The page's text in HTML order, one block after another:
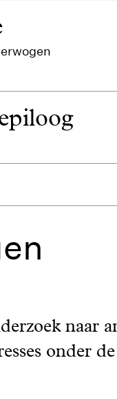
naar
onder